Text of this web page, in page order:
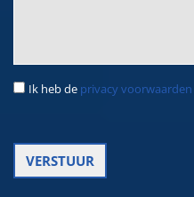
Ik heb de privacy voorwaarden